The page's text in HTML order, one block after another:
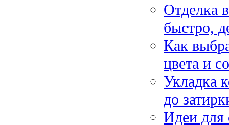
Отделка
быстро,
Как
цвета и
Укладка
до
Идеи для